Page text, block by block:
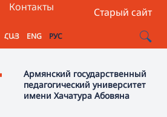
Старый сайт
Контакты
ՀԱՅ ENG РУС
Армянский государственный
педагогический университет
имени Хачатура Абовяна